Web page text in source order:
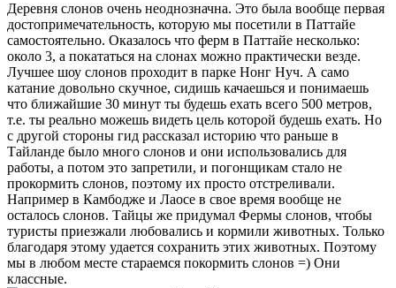
Деревня слонов очень неоднозначна. Это была вообще первая
достопримечательность, которую мы посетили в Паттайе
самостоятельно. Оказалось что ферм в Паттайе несколько:
около 3, а покататься на слонах можно практически везде.
Лучшее шоу слонов проходит в парке Нонг Нуч. А само
катание довольно скучное, сидишь качаешься и понимаешь
что ближайшие 30 минут ты будешь ехать всего 500 метров,
т.е. ты реально можешь видеть цель которой будешь ехать. Но
с другой стороны гид рассказал историю что раньше в
Тайланде было много слонов и они использовались для
работы, а потом это запретили, и погонщикам стало не
прокормить слонов, поэтому их просто отстреливали.
Например в Камбодже и Лаосе в свое время вообще не
осталось слонов. Тайцы же придумал Фермы слонов, чтобы
туристы приезжали любовались и кормили животных. Только
благодаря этому удается сохранить этих животных. Поэтому
мы в любом месте стараемся покормить слонов =) Они
классные.